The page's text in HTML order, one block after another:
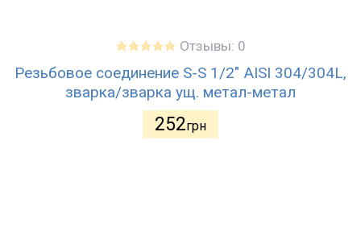
Отзывы: 0
Резьбовое соединение S-S 1/2" AISI 304/304L,
зварка/зварка ущ. метал-метал
252грн